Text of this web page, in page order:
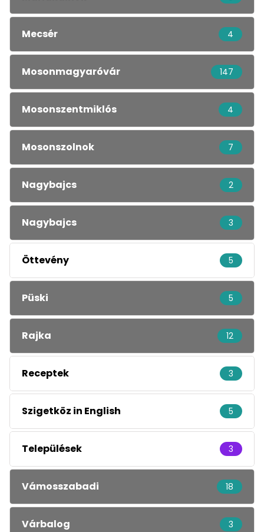
Mecsér 4
Mosonmagyaróvár 147
Mosonszentmiklós 4
Mosonszolnok 7
Nagybajcs 2
Nagybajcs 3
Öttevény 5
Püski 5
Rajka 12
Receptek 3
Szigetköz in English 5
Települések 3
Vámosszabadi 18
Várbalog 3